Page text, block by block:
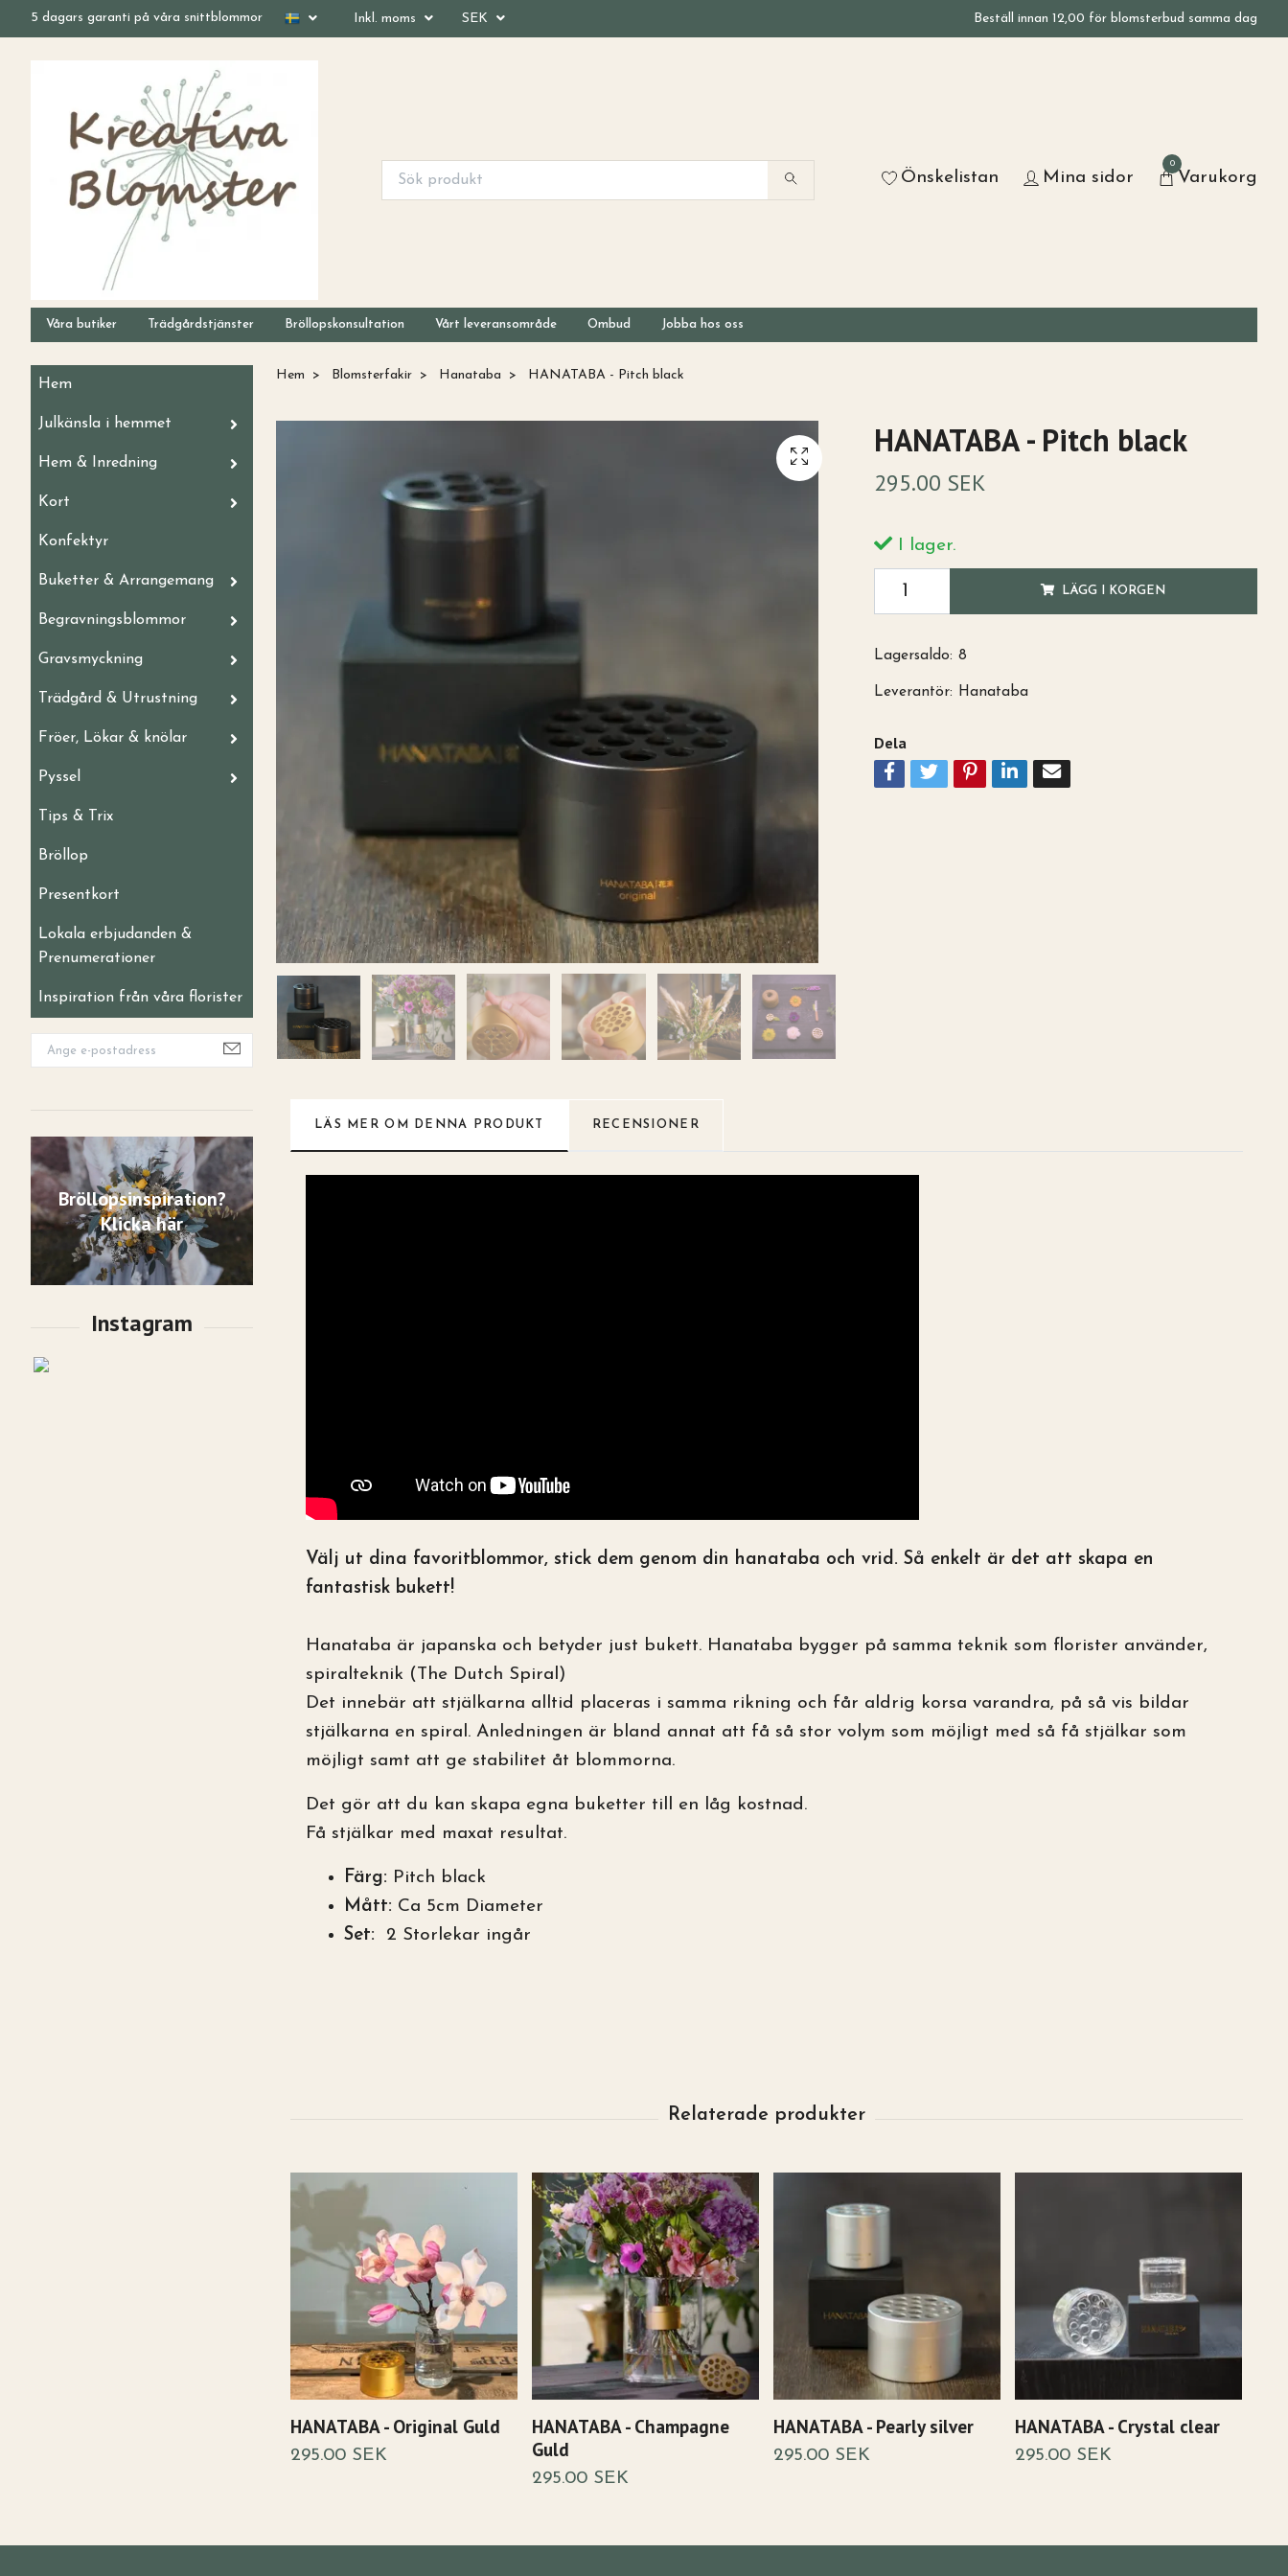
5 dagars garanti på våra snittblommor Inkl. moms SEK Beställ innan 12,00 för blomsterbud samma dag
Önskelistan Mina sidor
0
Varukorg
Våra butiker Trädgårdstjänster Bröllopskonsultation Vårt leveransområde Ombud Jobba hos oss
Hem
Julkänsla i hemmet
Hem & Inredning
Kort
Konfektyr
Buketter & Arrangemang
Begravningsblommor
Gravsmyckning
Trädgård & Utrustning
Fröer, Lökar & knölar
Pyssel
Tips & Trix
Bröllop
Presentkort
Lokala erbjudanden &
Prenumerationer
Inspiration från våra florister
Bröllopsinspiration?
Klicka här
Hem Blomsterfakir Hanataba HANATABA - Pitch black
HANATABA - Pitch black
295.00 SEK
I lager.
LÄGG I KORGEN
Lagersaldo: 8
Leverantör: Hanataba
Dela
LÄS MER OM DENNA PRODUKT RECENSIONER
Välj ut dina favoritblommor, stick dem genom din hanataba och vrid. Så enkelt är det att skapa en
fantastisk bukett!
Hanataba är japanska och betyder just bukett. Hanataba bygger på samma teknik som florister använder,
spiralteknik (The Dutch Spiral)
Det innebär att stjälkarna alltid placeras i samma rikning och får aldrig korsa varandra, på så vis bildar
stjälkarna en spiral. Anledningen är bland annat att få så stor volym som möjligt med så få stjälkar som
möjligt samt att ge stabilitet åt blommorna.
Det gör att du kan skapa egna buketter till en låg kostnad.
Få stjälkar med maxat resultat.
Färg: Pitch black
Mått: Ca 5cm Diameter
Set: 2 Storlekar ingår
HANATABA - Original Guld
295.00 SEK
HANATABA - Champagne
Guld
295.00 SEK
HANATABA - Pearly silver
295.00 SEK
HANATABA - Crystal clear
295.00 SEK